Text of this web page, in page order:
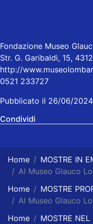
Fondazione Museo
Str. G. Garibaldi, 15,
http://
0521 233727
Pubblicato il 26/06/2024
Condividi
Home
MOSTRE IN
Al Museo Glauco
Home
MOSTRE
Al Museo Glauco
Home
MOSTRE